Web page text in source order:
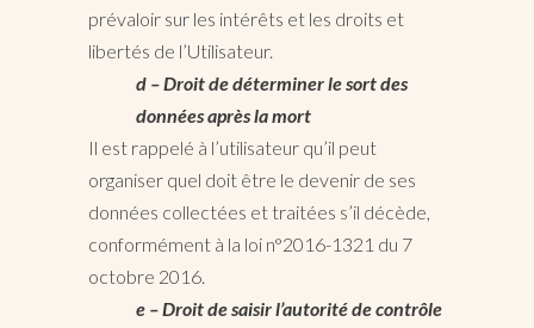
prévaloir sur les intérêts et les droits et
libertés de l’Utilisateur.
d – Droit de déterminer le sort des
données après la mort
Il est rappelé à l’utilisateur qu’il peut
organiser quel doit être le devenir de ses
données collectées et traitées s’il décède,
conformément à la loi n°2016-1321 du 7
octobre 2016.
e – Droit de saisir l’autorité de contrôle